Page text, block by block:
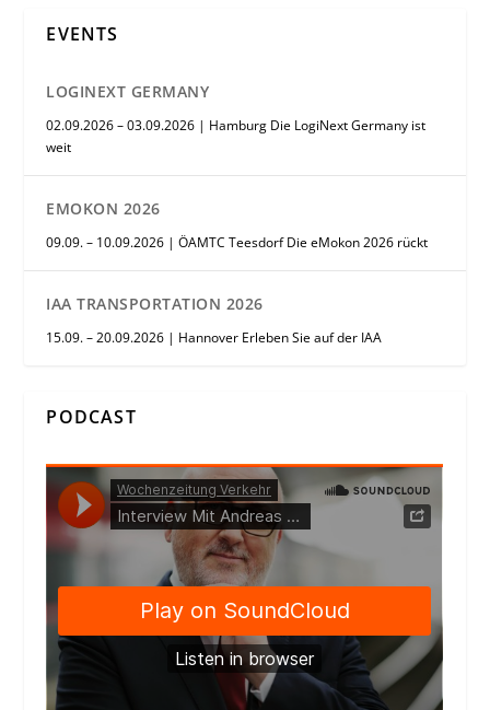
EVENTS
LOGINEXT GERMANY
02.09.2026 – 03.09.2026 | Hamburg Die LogiNext Germany ist
weit
EMOKON 2026
09.09. – 10.09.2026 | ÖAMTC Teesdorf Die eMokon 2026 rückt
IAA TRANSPORTATION 2026
15.09. – 20.09.2026 | Hannover Erleben Sie auf der IAA
PODCAST